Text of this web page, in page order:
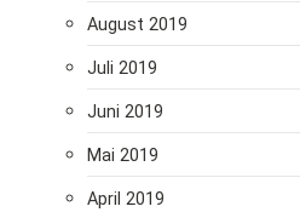
August 2019
Juli 2019
Juni 2019
Mai 2019
April 2019